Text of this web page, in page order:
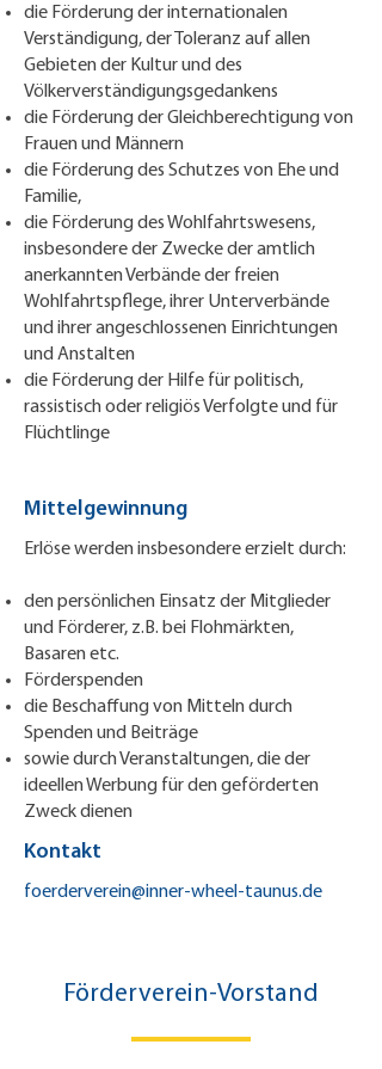
die Förderung der internationalen
Verständigung, der Toleranz auf allen
Gebieten der Kultur und des
Völkerverständigungsgedankens
die Förderung der Gleichberechtigung von
Frauen und Männern
die Förderung des Schutzes von Ehe und
Familie,
die Förderung des Wohlfahrtswesens,
insbesondere der Zwecke der amtlich
anerkannten Verbände der freien
Wohlfahrtspflege, ihrer Unterverbände
und ihrer angeschlossenen Einrichtungen
und Anstalten
die Förderung der Hilfe für politisch,
rassistisch oder religiös Verfolgte und für
Flüchtlinge
Mittelgewinnung
Erlöse werden insbesondere erzielt durch:
den persönlichen Einsatz der Mitglieder
und Förderer, z.B. bei Flohmärkten,
Basaren etc.
Förderspenden
die Beschaffung von Mitteln durch
Spenden und Beiträge
sowie durch Veranstaltungen, die der
ideellen Werbung für den geförderten
Zweck dienen
Kontakt
foerderverein@inner-wheel-taunus.de
Förderverein-Vorstand